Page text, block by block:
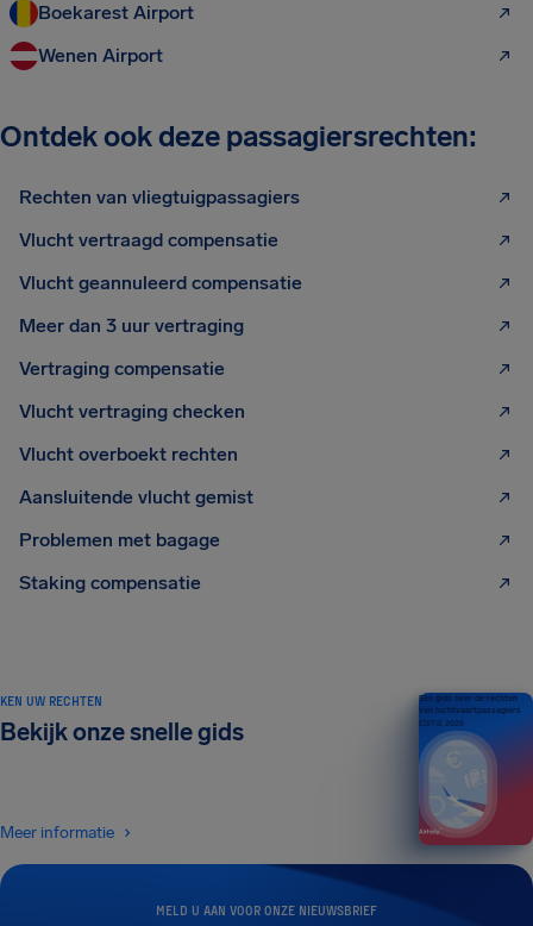
Boekarest Airport
Wenen Airport
Ontdek ook deze passagiersrechten:
Rechten van vliegtuigpassagiers
Vlucht vertraagd compensatie
Vlucht geannuleerd compensatie
Meer dan 3 uur vertraging
Vertraging compensatie
Vlucht vertraging checken
Vlucht overboekt rechten
Aansluitende vlucht gemist
Problemen met bagage
Staking compensatie
MELD U AAN VOOR ONZE NIEUWSBRIEF
KEN UW RECHTEN
Bekijk onze snelle gids
Meer informatie
Een gids over de rechten
van luchtvaartpassagiers
EDITIE 2026